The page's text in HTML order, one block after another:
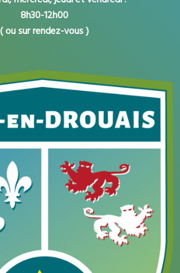
8h30-12h00
( ou sur rendez-vous )